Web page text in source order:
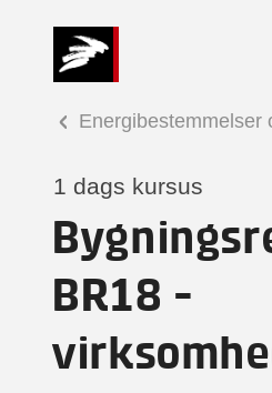
Energibestemmelser
1 dags kursus
BR18 -